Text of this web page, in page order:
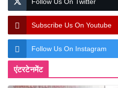
Subscribe Us On Youtube
Follow Us On Instagram
एंटरटेनमेंट